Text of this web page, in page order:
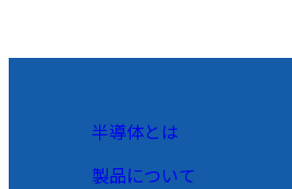
半導体とは
製品について